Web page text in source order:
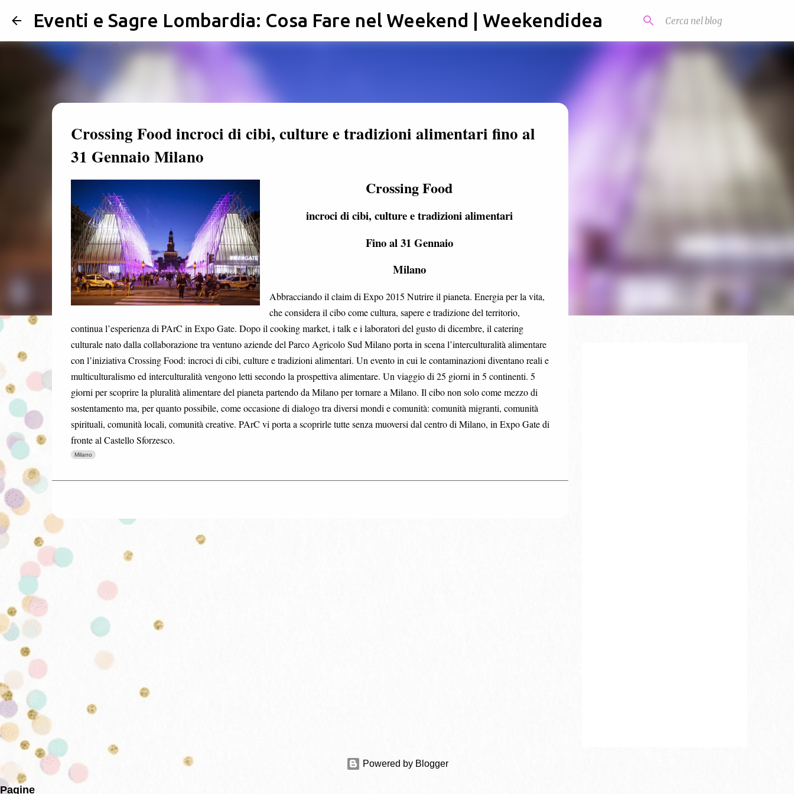
Passa ai contenuti principali
Eventi e Sagre Lombardia: Cosa Fare nel Weekend | Weekendidea
Crossing Food incroci di cibi, culture e tradizioni alimentari fino al
31 Gennaio Milano
Crossing Food
incroci di cibi, culture e tradizioni alimentari
Fino al 31 Gennaio
Milano
Abbracciando il claim di Expo 2015 Nutrire il pianeta. Energia per la vita,
che considera il cibo come cultura, sapere e tradizione del territorio,
continua l’esperienza di PArC in Expo Gate. Dopo il cooking market, i talk e i laboratori del gusto di dicembre, il catering
culturale nato dalla collaborazione tra ventuno aziende del Parco Agricolo Sud Milano porta in scena l’interculturalità alimentare
con l’iniziativa Crossing Food: incroci di cibi, culture e tradizioni alimentari. Un evento in cui le contaminazioni diventano reali e
multiculturalismo ed interculturalità vengono letti secondo la prospettiva alimentare. Un viaggio di 25 giorni in 5 continenti. 5
giorni per scoprire la pluralità alimentare del pianeta partendo da Milano per tornare a Milano. Il cibo non solo come mezzo di
sostentamento ma, per quanto possibile, come occasione di dialogo tra diversi mondi e comunità: comunità migranti, comunità
spirituali, comunità locali, comunità creative. PArC vi porta a scoprirle tutte senza muoversi dal centro di Milano, in Expo Gate di
fronte al Castello Sforzesco.
Milano
Powered by Blogger
Pagine